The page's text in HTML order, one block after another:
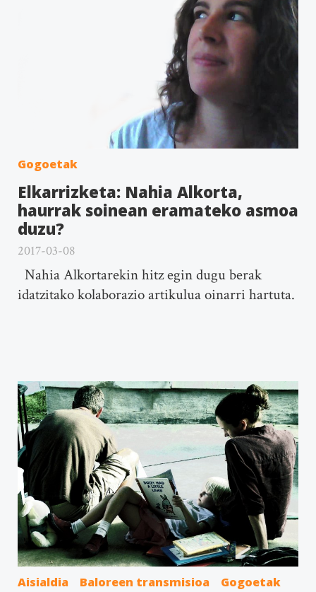
Gogoetak
Elkarrizketa: Nahia Alkorta,
haurrak soinean eramateko asmoa
duzu?
2017-03-08
Nahia Alkortarekin hitz egin dugu berak
idatzitako kolaborazio artikulua oinarri hartuta.
Aisialdia Baloreen transmisioa
Gogoetak